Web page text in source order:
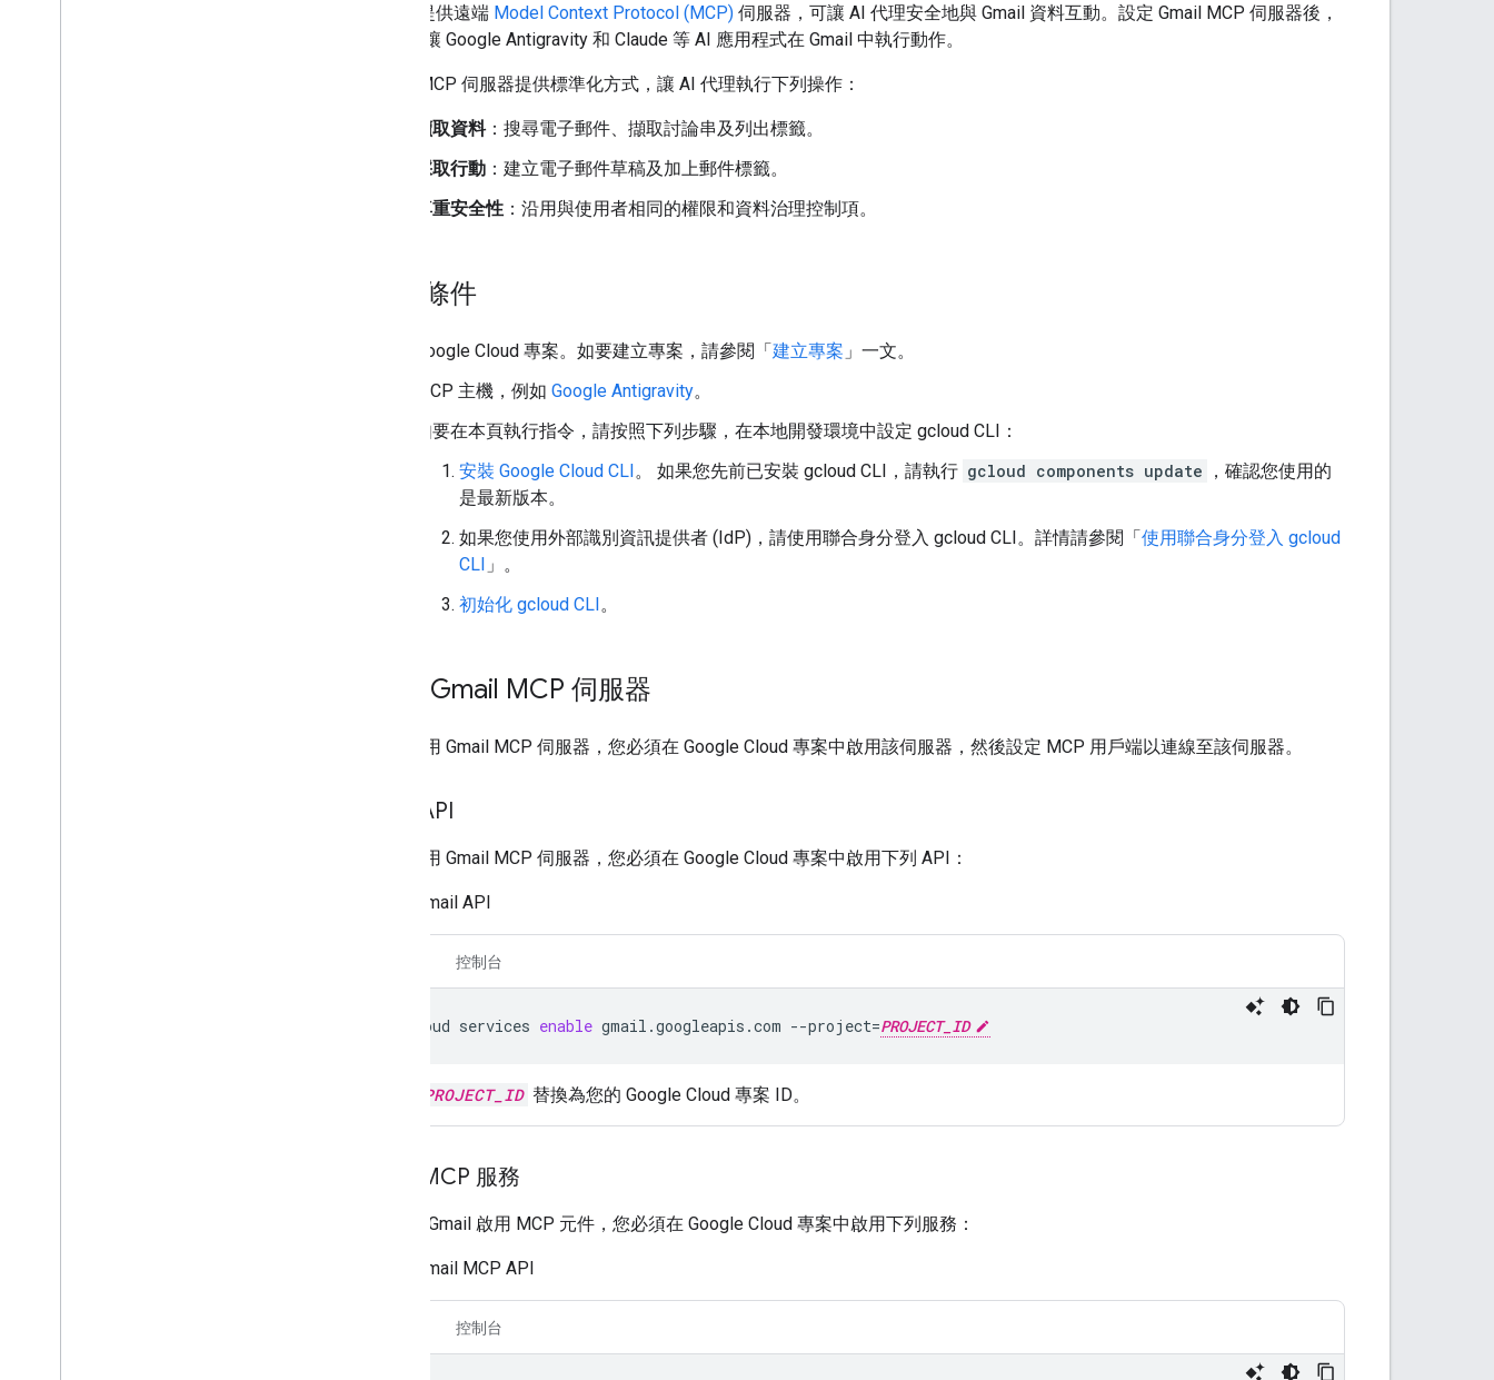
Gmail 提供遠端 Model Context Protocol (MCP) 伺服器，可讓 AI 代理安全地與 Gmail 資料互動。設定 Gmail MCP 伺服器後，
您就能讓 Google Antigravity 和 Claude 等 AI 應用程式在 Gmail 中執行動作。
Gmail MCP 伺服器提供標準化方式，讓 AI 代理執行下列操作：
讀取資料：搜尋電子郵件、擷取討論串及列出標籤。
採取行動 ：建立電子郵件草稿及加上郵件標籤。
尊重安全性 ：沿用與使用者相同的權限和資料治理控制項。
必要條件
Google Cloud 專案。如要建立專案，請參閱「建立專案 」一文。
MCP 主機，例如 Google Antigravity。
如要在本頁執行指令，請按照下列步驟，在本地開發環境中設定 gcloud CLI：
安裝 Google Cloud CLI。 如果您先前已安裝 gcloud CLI，請執行 gcloud components update
，確認您使用的
是最新版本。
如果您使用外部識別資訊提供者 (IdP)，請使用聯合身分登入 gcloud CLI。詳情請參閱「使用聯合身分登入 gcloud
CLI 」。
初始化 gcloud CLI。
設定 Gmail MCP 伺服器
如要使用 Gmail MCP 伺服器，您必須在 Google Cloud 專案中啟用該伺服器，然後設定 MCP 用戶端以連線至該伺服器。
啟用 API
如要使用 Gmail MCP 伺服器，您必須在 Google Cloud 專案中啟用下列 API：
Gmail API
控制台
gcloud services enable gmail.googleapis.com --project=PROJECT_ID
PROJECT_ID 替換為您的 Google Cloud 專案 ID。
啟用 MCP 服務
如要為 Gmail 啟用 MCP 元件，您必須在 Google Cloud 專案中啟用下列服務：
Gmail MCP API
控制台